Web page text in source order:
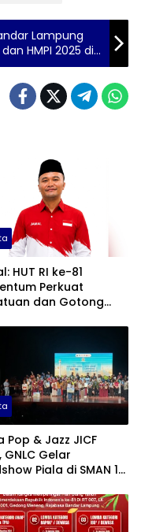
Lampung
HMPI 2025 di
HUT RI ke-81
Perkuat
dan Gotong
Pop & Jazz JICF
GNLC Gelar
Piala di SMAN 1